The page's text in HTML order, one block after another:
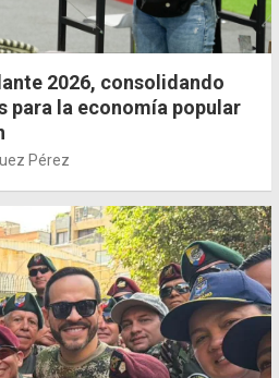
2026, consolidando
para la economía popular
Pérez